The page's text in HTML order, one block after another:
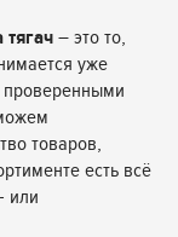
– это то,
уже
проверенными
товаров,
есть всё
или